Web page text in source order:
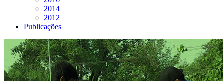
2014
2012
Publicações